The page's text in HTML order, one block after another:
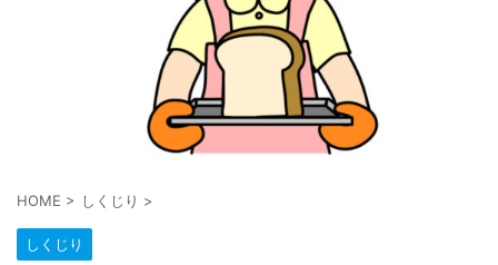
HOME > しくじり >
しくじり